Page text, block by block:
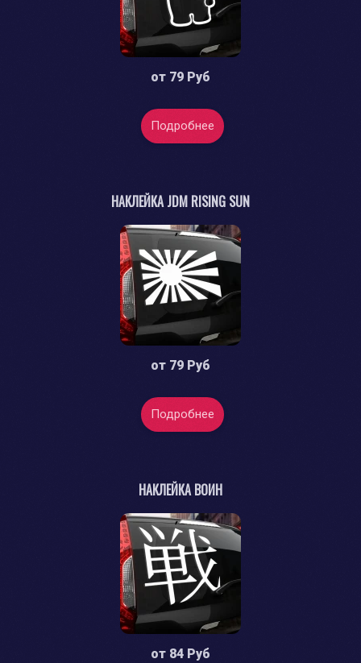
от 79 Руб
Подробнее
НАКЛЕЙКА JDM RISING SUN
от 79 Руб
Подробнее
НАКЛЕЙКА ВОИН
от 84 Руб